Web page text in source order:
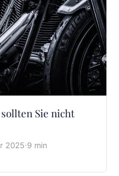
Sie nicht
2025·9 min